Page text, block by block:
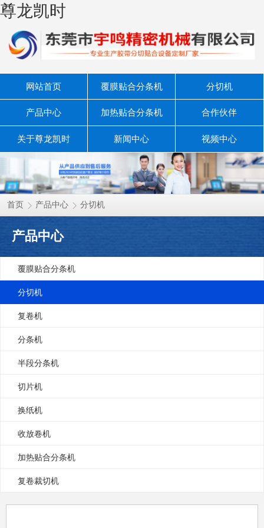
尊龙凯时
网站首页 覆膜贴合分条机 分切机
产品中心 加热贴合分条机 合作伙伴
关于尊龙凯时 新闻中心 视频中心
联系尊龙凯时
首页 产品中心 分切机
产品中心
覆膜贴合分条机
分切机
复卷机
分条机
半段分条机
切片机
换纸机
收放卷机
加热贴合分条机
复卷裁切机